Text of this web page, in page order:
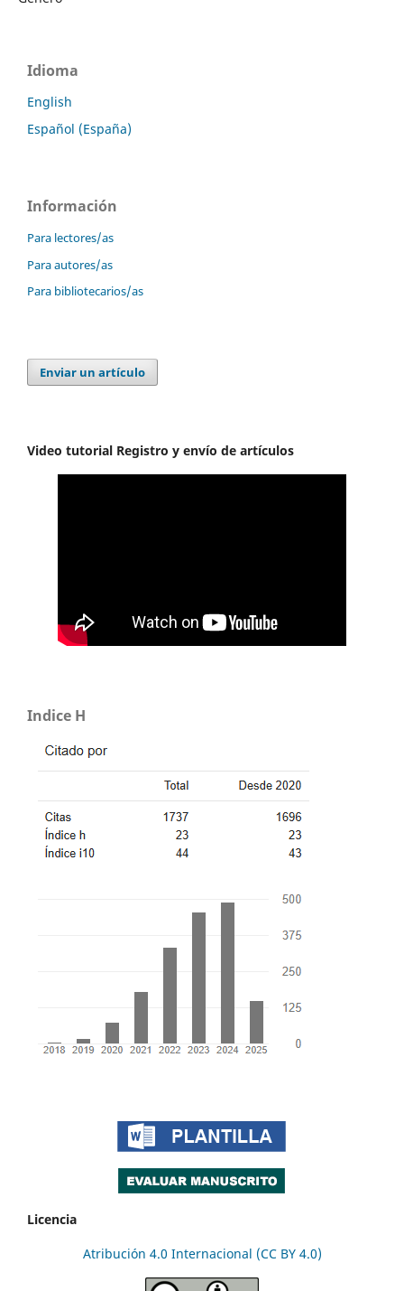
Idioma
English
Español (España)
Información
Para lectores/as
Para autores/as
Para bibliotecarios/as
Enviar un artículo
Video tutorial Registro y envío de artículos
Indice H
Licencia
Atribución 4.0 Internacional (CC BY 4.0)